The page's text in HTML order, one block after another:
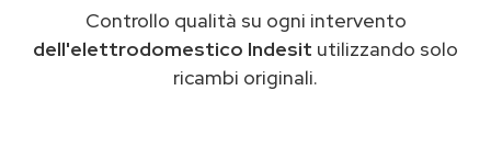
Controllo qualità su ogni intervento
dell'elettrodomestico Indesit utilizzando solo
ricambi originali.